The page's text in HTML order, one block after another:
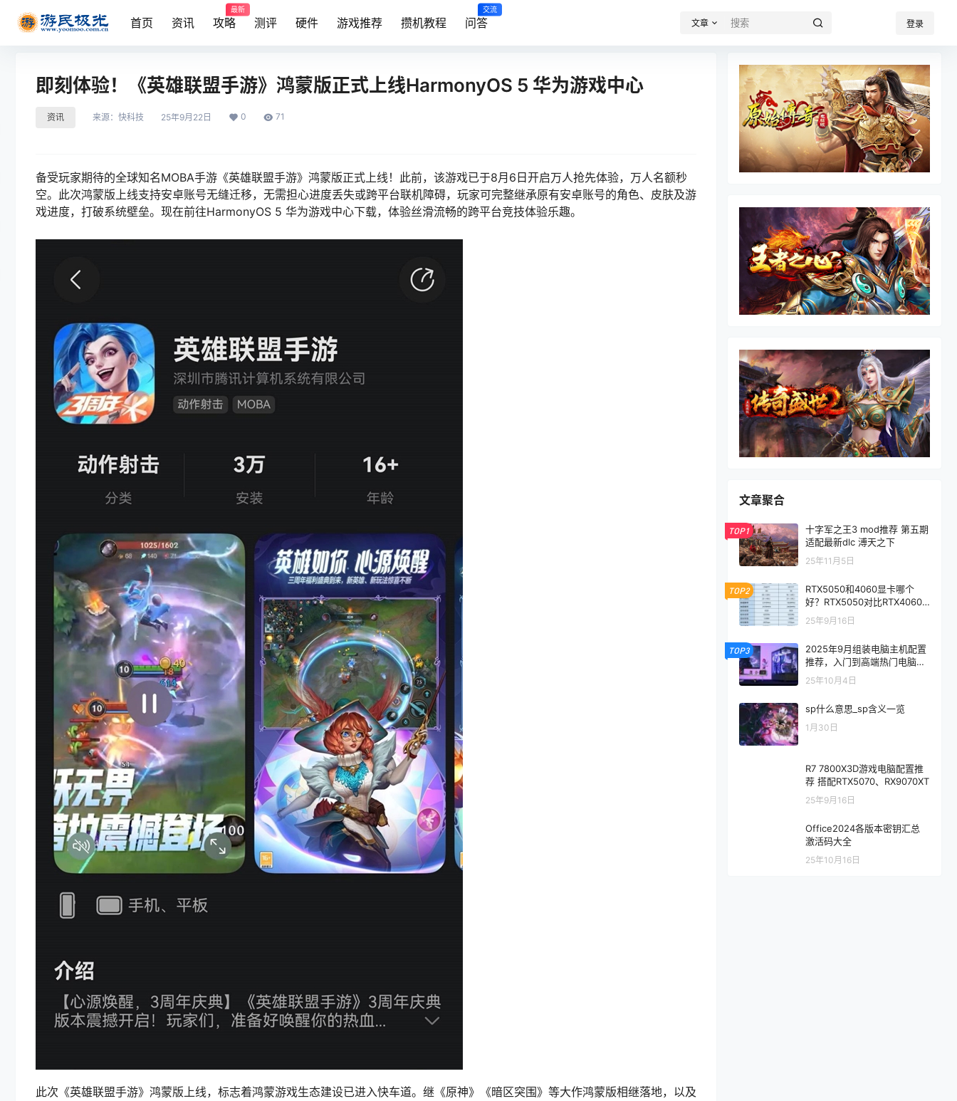
首页 资讯 攻略
最新
测评 硬件 游戏推荐 攒机教程 问答
交流
文章 登录
即刻体验！《英雄联盟手游》鸿蒙版正式上线HarmonyOS 5 华为游戏中心
资讯 来源： 快科技 25年9月22日 0 71
备受玩家期待的全球知名MOBA手游《英雄联盟手游》鸿蒙版正式上线！此前，该游戏已于8月6日开启万人抢先体验，万人名额秒
空。此次鸿蒙版上线支持安卓账号无缝迁移，无需担心进度丢失或跨平台联机障碍，玩家可完整继承原有安卓账号的角色、皮肤及游
戏进度，打破系统壁垒。现在前往HarmonyOS 5 华为游戏中心下载，体验丝滑流畅的跨平台竞技体验乐趣。
此次《英雄联盟手游》鸿蒙版上线，标志着鸿蒙游戏生态建设已进入快车道。继《原神》《暗区突围》等大作鸿蒙版相继落地，以及
文章聚合
TOP1
十字军之王3 mod推荐 第五期
适配最新dlc 溥天之下
25年11月5日
TOP2
RTX5050和4060显卡哪个
好？RTX5050对比RTX4060/
5060性能评测
25年9月16日
TOP3
2025年9月组装电脑主机配置
推荐，入门到高端热门电脑配
置方案
25年10月4日
sp什么意思_sp含义一览
1月30日
R7 7800X3D游戏电脑配置推
荐 搭配RTX5070、RX9070XT
25年9月16日
Office2024各版本密钥汇总
激活码大全
25年10月16日